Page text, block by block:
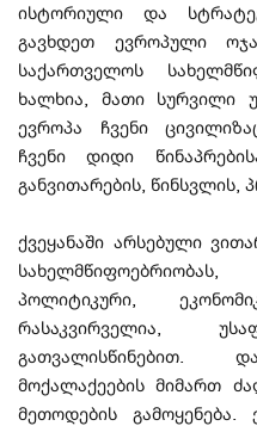
ისტორიული და
გავხდეთ ევროპული
საქართველოს
ხალხია, მათი სურვილი
ევროპა ჩვენი
ჩვენი დიდი
განვითარების, წინსვლის,
ქვეყანაში არსებული
პოლიტიკური,
რასაკვირველია,
გათვალისწინებით.
მოქალაქეების მიმართ
მეთოდების